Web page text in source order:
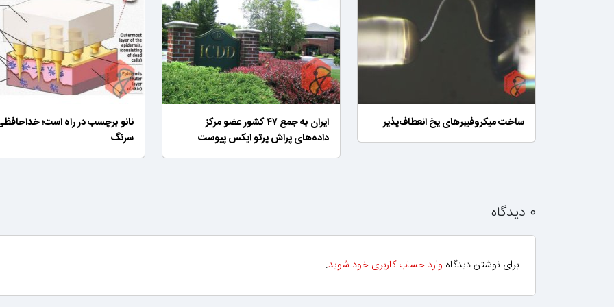
ساخت میکروفیبرهای یخ انعطاف‌پذیر
ایران به جمع ۴۷ کشور عضو مرکز
داده‌های پراش پرتو ایکس پیوست
نانو برچسب در راه است؛
سرنگ
۰ دیدگاه
برای نوشتن دیدگاه وارد حساب کاربری خود شوید.